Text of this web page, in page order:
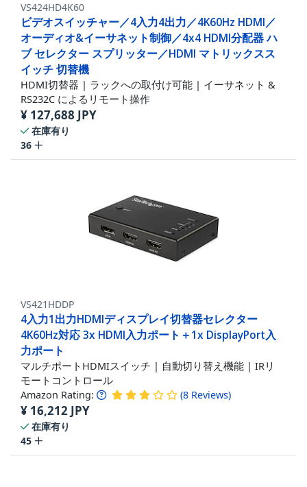
VS424HD4K60
ビデオスイッチャー／4入力4出力／4K60Hz HDMI／
オーディオ&イーサネット制御／4x4 HDMI分配器 ハ
ブ セレクター スプリッター／HDMI マトリックスス
イッチ 切替機
HDMI切替器 | ラックへの取付け可能 | イーサネット &
RS232C によるリモート操作
¥ 127,688 JPY
在庫有り
36
VS421HDDP
4入力1出力HDMIディスプレイ切替器セレクター
4K60Hz対応 3x HDMI入力ポート＋1x DisplayPort入
力ポート
マルチポートHDMIスイッチ | 自動切り替え機能 | IRリ
モートコントロール
Amazon Rating: (8 Reviews)
¥ 16,212 JPY
在庫有り
45